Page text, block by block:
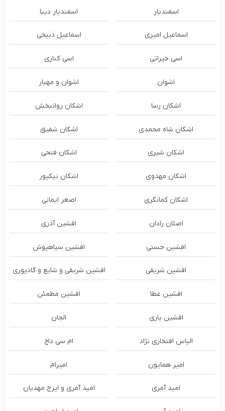
اسفندیار اسفندیار دیبا
اسماعیل امیری اسماعیل ذبیحی
اسی خیراتی اسی کناری
اشوان اشوان و مهیار
اشکان رسا اشکان روانبخش
اشکان شاه محمدی اشکان شفیق
اشکان شیری اشکان فتحی
اشکان مهدوی اشکان نیکپور
اشکان‌ کمانگری اصغر ایمانی
اصلان رادان افشین آذری
افشین حسنی افشین سیاهپوش
افشین شریفی افشین شریفی و شایع و گادپوری
افشین عطا افشین مطمئن
افشین یاری الجان
الیاس افتخاری نژاد ام سی داج
امير همايون اميرام
امید آمری امید آمری و ایرج مهدیان